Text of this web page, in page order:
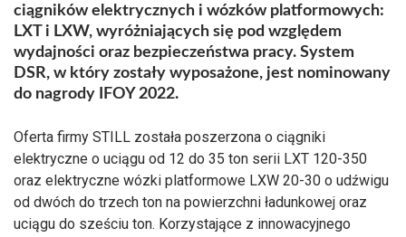
ciągników elektrycznych i wózków platformowych:
LXT i LXW, wyróżniających się pod względem
wydajności oraz bezpieczeństwa pracy. System
DSR, w który zostały wyposażone, jest nominowany
do nagrody IFOY 2022.
Oferta firmy STILL została poszerzona o ciągniki
elektryczne o uciągu od 12 do 35 ton serii LXT 120-350
oraz elektryczne wózki platformowe LXW 20-30 o udźwigu
od dwóch do trzech ton na powierzchni ładunkowej oraz
uciągu do sześciu ton. Korzystające z innowacyjnego